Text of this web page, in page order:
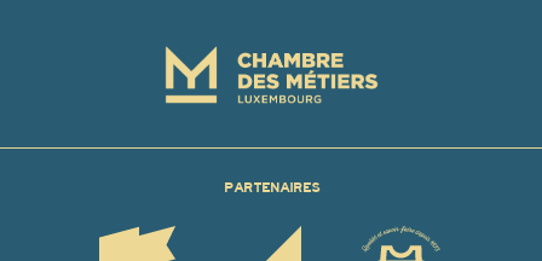
PARTENAIRES